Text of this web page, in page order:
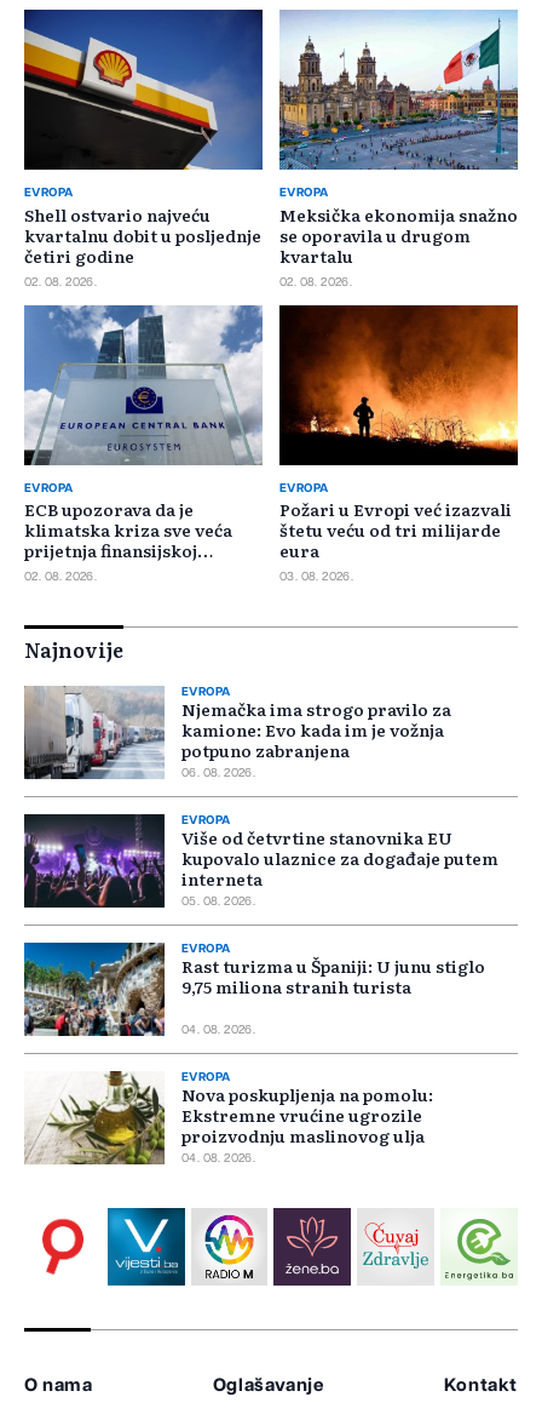
EVROPA
Shell ostvario najveću
kvartalnu dobit u posljednje
četiri godine
02. 08. 2026.
EVROPA
Meksička ekonomija snažno
se oporavila u drugom
kvartalu
02. 08. 2026.
EVROPA
ECB upozorava da je
klimatska kriza sve veća
prijetnja finansijskoj
stabilnosti
02. 08. 2026.
EVROPA
Požari u Evropi već izazvali
štetu veću od tri milijarde
eura
03. 08. 2026.
Najnovije
EVROPA
Njemačka ima strogo pravilo za
kamione: Evo kada im je vožnja
potpuno zabranjena
06. 08. 2026.
EVROPA
Više od četvrtine stanovnika EU
kupovalo ulaznice za događaje putem
interneta
05. 08. 2026.
EVROPA
Rast turizma u Španiji: U junu stiglo
9,75 miliona stranih turista
04. 08. 2026.
EVROPA
Nova poskupljenja na pomolu:
Ekstremne vrućine ugrozile
proizvodnju maslinovog ulja
04. 08. 2026.
O nama Oglašavanje Kontakt